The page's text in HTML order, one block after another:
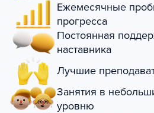
Ежемесячные
прогресса
Постоянная
наставника
Лучшие
Занятия в
уровню